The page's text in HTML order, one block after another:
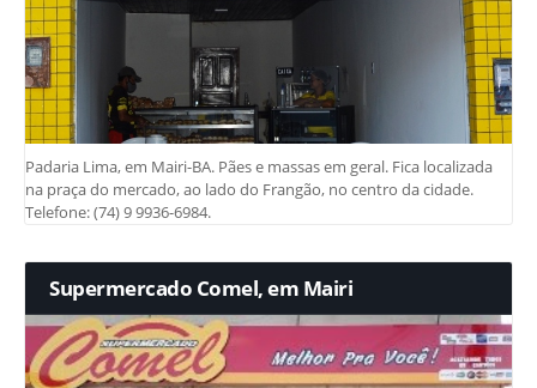
Padaria Lima, em Mairi-BA. Pães e massas em geral. Fica localizada
na praça do mercado, ao lado do Frangão, no centro da cidade.
Telefone: (74) 9 9936-6984.
Supermercado Comel, em Mairi